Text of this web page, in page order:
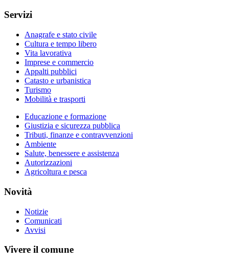
Servizi
Anagrafe e stato civile
Cultura e tempo libero
Vita lavorativa
Imprese e commercio
Appalti pubblici
Catasto e urbanistica
Turismo
Mobilità e trasporti
Educazione e formazione
Giustizia e sicurezza pubblica
Tributi, finanze e contravvenzioni
Ambiente
Salute, benessere e assistenza
Autorizzazioni
Agricoltura e pesca
Novità
Notizie
Comunicati
Avvisi
Vivere il comune